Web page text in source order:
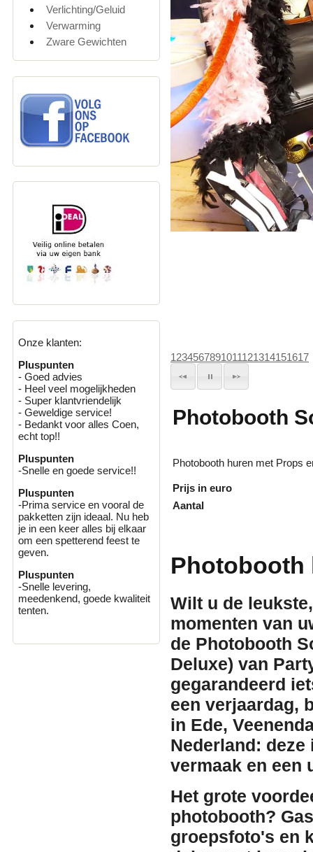
Verlichting/Geluid
Verwarming
Zware Gewichten
Onze klanten:
Pluspunten
- Goed advies
- Heel veel mogelijkheden
- Super klantvriendelijk
- Geweldige service!
- Bedankt voor alles Coen,
echt top!!
Pluspunten
-Snelle en goede service!!
Pluspunten
-Prima service en vooral de
pakketten zijn ideaal. Nu heb
je in een keer alles bij elkaar
om een spetterend feest te
geven.
Pluspunten
-Snelle levering,
meedenkend, goede kwaliteit
tenten.
1234567891011121314151617
Photobooth
Photobooth huren met Props
Prijs in euro
Aantal
Wilt u de
momenten van
de Photobooth
Deluxe) van
gegarandeerd
een verjaardag,
in Ede,
Nederland:
vermaak en een
Het grote
photobooth?
groepsfoto's en